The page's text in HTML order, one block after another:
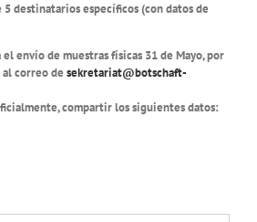
5 destinatarios específicos (con datos de
envío de muestras físicas 31 de Mayo, por
correo de sekretariat@botschaft-
compartir los siguientes datos: